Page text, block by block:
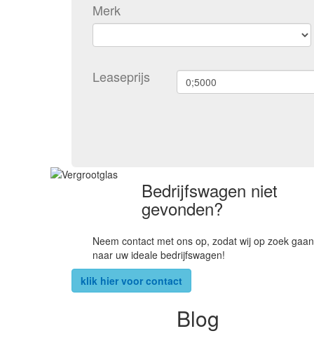
Merk
Leaseprijs
Bedrijfswagen niet
gevonden?
Neem contact met ons op, zodat wij op zoek gaan
naar uw ideale bedrijfswagen!
klik hier voor contact
Blog